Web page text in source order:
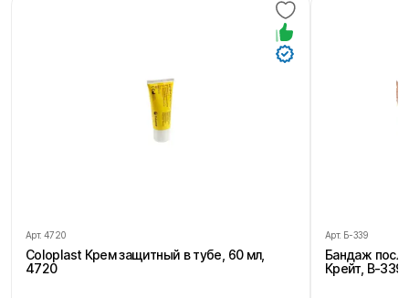
Арт. 4720
Coloplast Крем защитный в тубе, 60 мл,
4720
Арт. Б-339
Бандаж
Крейт, В-